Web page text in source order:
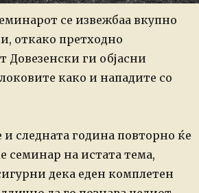
се извежбаа вкупно
откако претходно
Довезенски ги објасни
како и нападите со
следната година повторно ќе
семинар на истата тема,
дека еден комплетен